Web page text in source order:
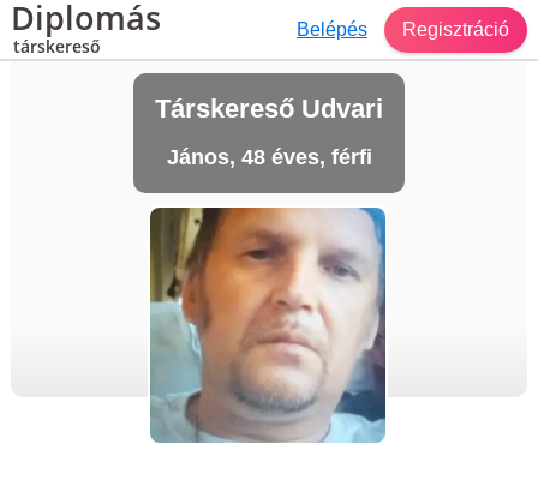
Diplomás
társkereső
Belépés Regisztráció
Társkereső Udvari
János, 48 éves, férfi